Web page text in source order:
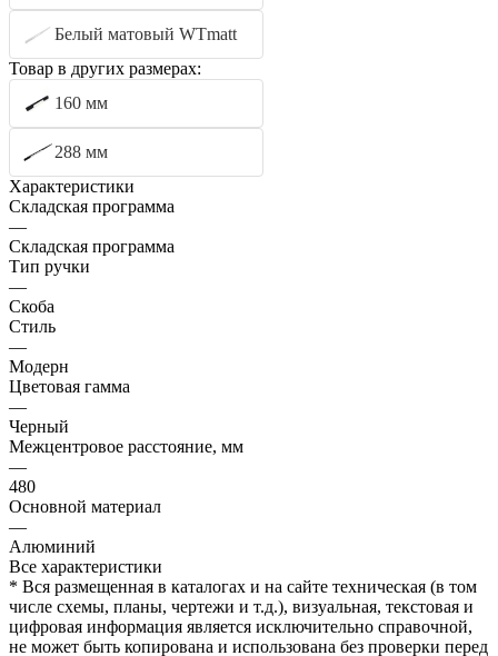
Белый матовый WTmatt
Товар в других размерах:
160 мм
288 мм
Характеристики
Складская программа
—
Складская программа
Тип ручки
—
Скоба
Стиль
—
Модерн
Цветовая гамма
—
Черный
Межцентровое расстояние, мм
—
480
Основной материал
—
Алюминий
Все характеристики
* Вся размещенная в каталогах и на сайте техническая (в том
числе схемы, планы, чертежи и т.д.), визуальная, текстовая и
цифровая информация является исключительно справочной,
не может быть копирована и использована без проверки перед